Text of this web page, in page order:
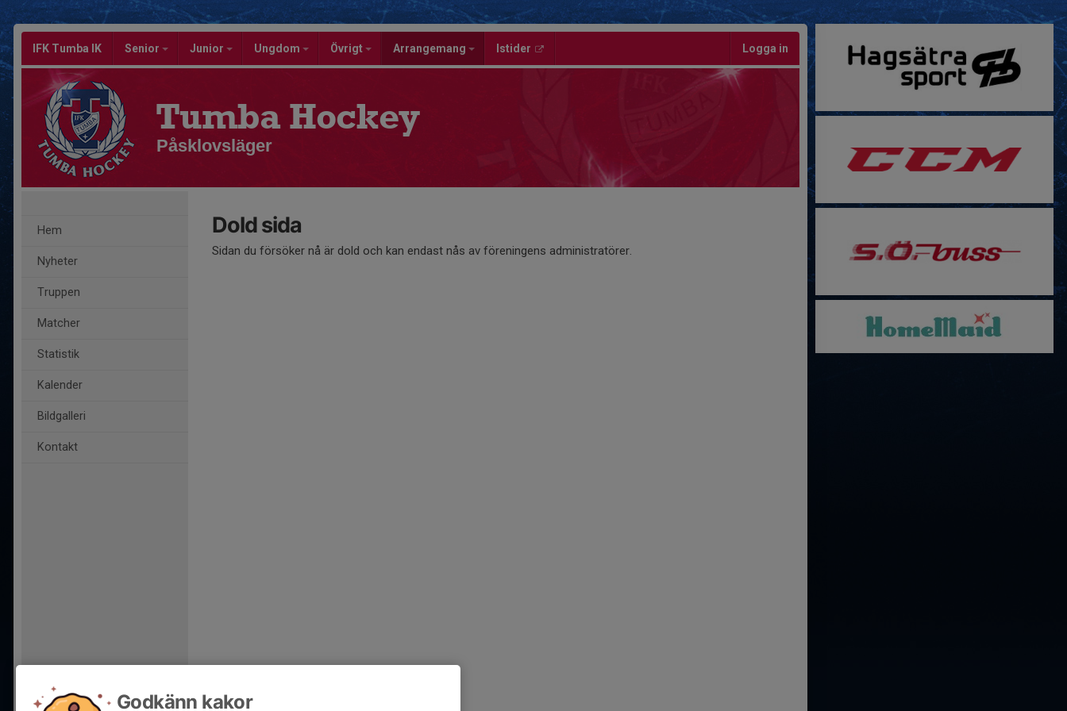
IFK Tumba IK Senior Junior Ungdom Övrigt Arrangemang Istider Logga in
Tumba Hockey
Påsklovsläger
Hem
Nyheter
Truppen
Matcher
Statistik
Kalender
Bildgalleri
Kontakt
Dold sida
Sidan du försöker nå är dold och kan endast nås av föreningens administratörer.
Godkänn kakor